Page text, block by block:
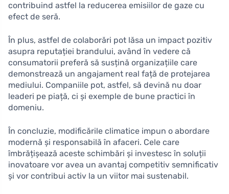
contribuind astfel la reducerea emisiilor de gaze cu
efect de seră.
În plus, astfel de colaborări pot lăsa un impact pozitiv
asupra reputației brandului, având în vedere că
consumatorii preferă să susțină organizațiile care
demonstrează un angajament real față de protejarea
mediului. Companiile pot, astfel, să devină nu doar
leaderi pe piață, ci și exemple de bune practici în
domeniu.
În concluzie, modificările climatice impun o abordare
modernă și responsabilă în afaceri. Cele care
îmbrățișează aceste schimbări și investesc în soluții
inovatoare vor avea un avantaj competitiv semnificativ
și vor contribui activ la un viitor mai sustenabil.